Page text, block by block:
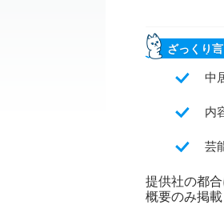
ざっくり
中
内
芸
提供社の都合
概要のみ掲載